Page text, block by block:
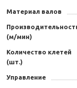
Материал валов
(м/мин)
Количество клетей
(шт.)
Управление